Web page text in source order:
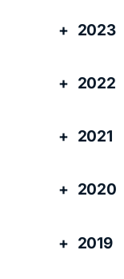
2023
2022
2021
2020
2019